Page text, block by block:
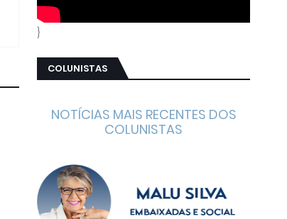
}
COLUNISTAS
NOTÍCIAS MAIS RECENTES DOS
COLUNISTAS